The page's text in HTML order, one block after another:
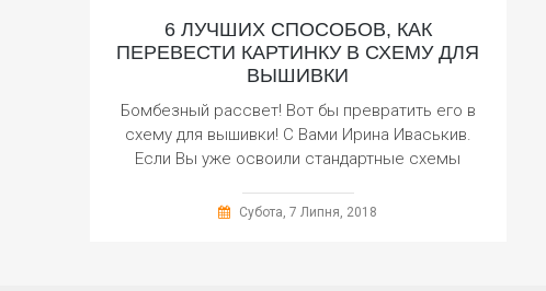
6 ЛУЧШИХ СПОСОБОВ, КАК
ПЕРЕВЕСТИ КАРТИНКУ В СХЕМУ ДЛЯ
ВЫШИВКИ
Бомбезный рассвет! Вот бы превратить его в
схему для вышивки! С Вами Ирина Иваськив.
Если Вы уже освоили стандартные схемы
Субота, 7 Липня, 2018